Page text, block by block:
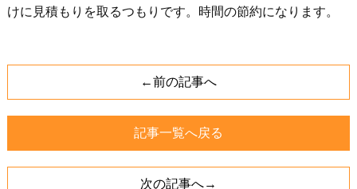
けに見積もりを取るつもりです。時間の節約になります。
←前の記事へ
記事一覧へ戻る
次の記事へ→